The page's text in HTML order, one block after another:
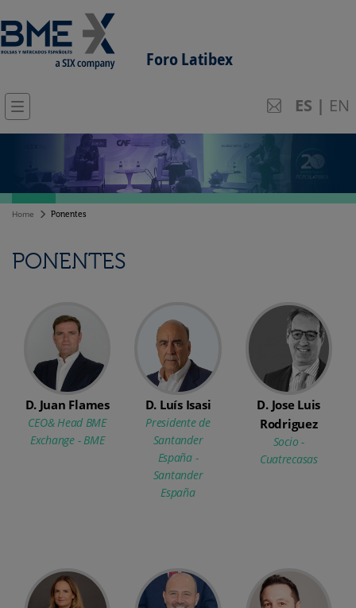
Foro Latibex
ES | EN
Home Ponentes
PONENTES
D. Juan Flames
CEO& Head BME
Exchange - BME
D. Luís Isasi
Presidente de
Santander
España -
Santander
España
D. Jose Luis
Rodriguez
Socio -
Cuatrecasas